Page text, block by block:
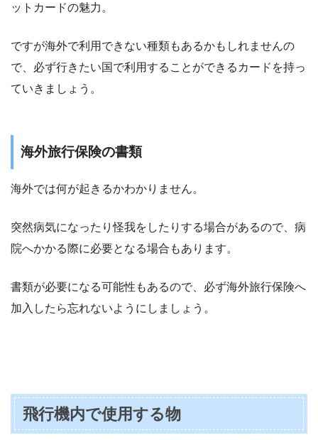
ットカードの魅力。
ですが海外で利用できない種類もあるかもしれませんの
で、必ず行きたい国で利用することができるカードを持っ
ていきましょう。
海外旅行保険の書類
海外では何が起きるかわかりません。
突然病気になったり怪我をしたりする場合があるので、病
院へかかる際に必要となる場合もあります。
書類が必要になる可能性もあるので、必ず海外旅行保険へ
加入したら忘れないようにしましょう。
飛行機内で使用する物